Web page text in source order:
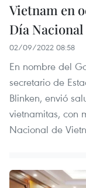
Vietnam en
Día Nacional
02/09/2022 08:58
En nombre del
secretario de
Blinken, envió
vietnamitas, con
Nacional de